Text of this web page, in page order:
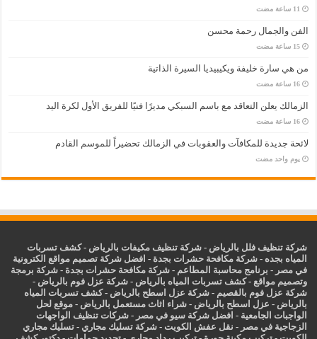
الفن والجمال رحمة محسن
‏15 ساعة مضت
من هي سارة خليفة ويكيبيديا السيرة الذاتية
‏16 ساعة مضت
الزمالك يعلن التعاقد مع باسم السبكي مديرًا فنيًا للفريق الأول لكرة اليد
‏16 ساعة مضت
لائحة جديدة للمكافآت والعقوبات في الزمالك تحضيراً للموسم القادم
‏يوم واحد مضت
شركة تنظيف فلل بالرياض -شركة تنظيف مكيفات بالرياض -كشف تسربات
المياه بجده -شركة مكافحة حشرات بجدة - افضل شركة تصميم مواقع الكترونية
في مصر - برنامج محاسبة المطاعم -شركة مكافحة حشرات بجدة -شركة برمجة
وتصميم مواقع -كشف تسربات المياه بالرياض -شركة عزل فوم بالرياض -
شركة عزل فوم بالقصيم -شركة عزل اسطح بالرياض -كشف تسربات المياه
بالرياض - عزل اسطح بالرياض -شراء اثاث مستعمل بالرياض - موقع لحل
الواجبات الجامعية - افضل شركة سيو في مصر -شركات تنظيف الواجهات
الزجاجية في مصر - نقل عفش الكويت -شركة تسليك مجاري -تسليك مجاري